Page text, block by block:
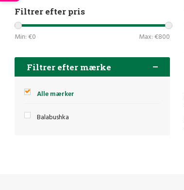
Filtrer efter pris
Min: €0 Max: €800
Filtrer efter mærke
Alle mærker
Balabushka